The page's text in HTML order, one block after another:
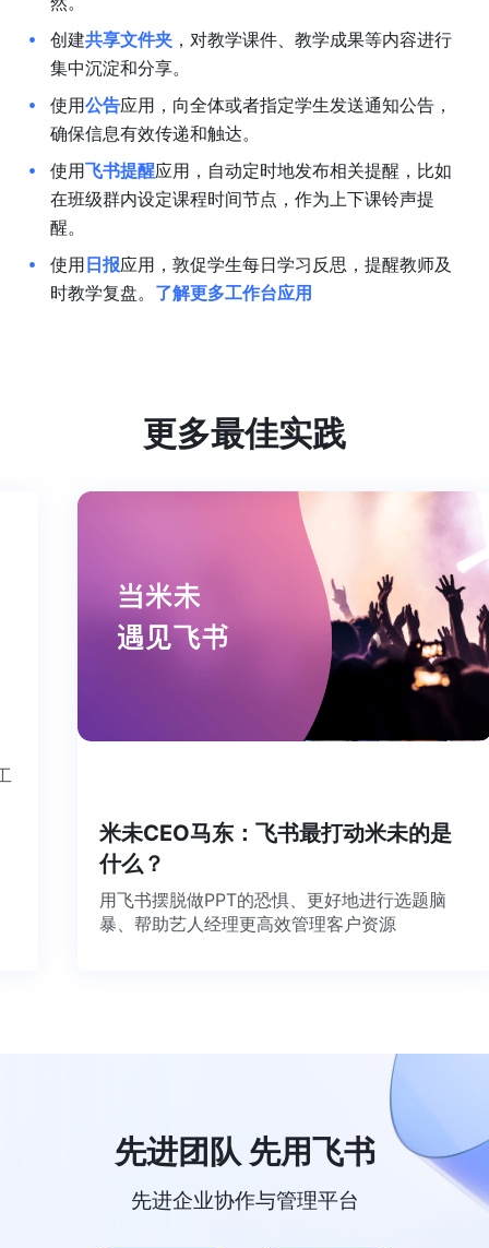
创建共享文件夹，对教学课件、教学成果等内容进行
集中沉淀和分享。
使用公告应用，向全体或者指定学生发送通知公告，
确保信息有效传递和触达。
使用飞书提醒应用，自动定时地发布相关提醒，比如
在班级群内设定课程时间节点，作为上下课铃声提
醒。
使用 日报应用，敦促学生每日学习反思，提醒教师及
时教学复盘。 了解更多工作台应用
更多最佳实践
工
米未CEO马东：飞书最打动米未的是
什么？
用飞书摆脱做PPT的恐惧、更好地进行选题脑
暴、帮助艺人经理更高效管理客户资源
先进团队 先用飞书
先进企业协作与管理平台